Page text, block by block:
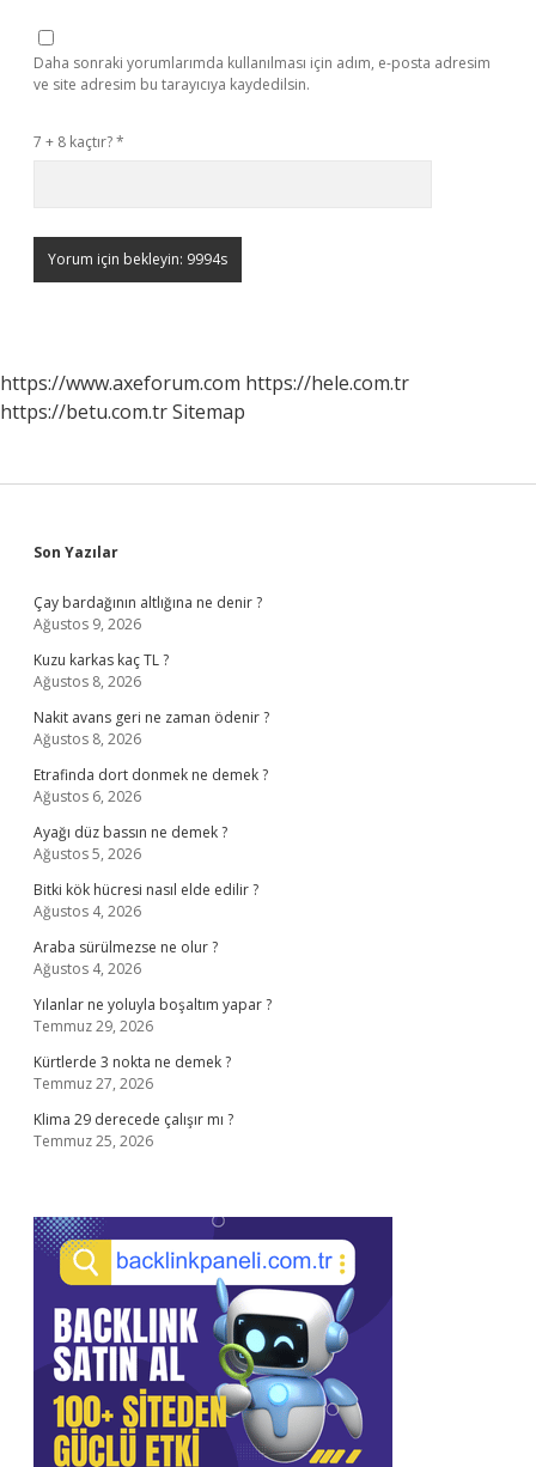
Daha sonraki yorumlarımda kullanılması için adım, e-posta adresim
ve site adresim bu tarayıcıya kaydedilsin.
7 + 8 kaçtır?*
https://www.axeforum.com https://hele.com.tr
https://betu.com.trSitemap
Sidebar
Son Yazılar
Çay bardağının altlığına ne denir ?
Ağustos 9, 2026
Kuzu karkas kaç TL ?
Ağustos 8, 2026
Nakit avans geri ne zaman ödenir ?
Ağustos 8, 2026
Etrafinda dort donmek ne demek ?
Ağustos 6, 2026
Ayağı düz bassın ne demek ?
Ağustos 5, 2026
Bitki kök hücresi nasıl elde edilir ?
Ağustos 4, 2026
Araba sürülmezse ne olur ?
Ağustos 4, 2026
Yılanlar ne yoluyla boşaltım yapar ?
Temmuz 29, 2026
Kürtlerde 3 nokta ne demek ?
Temmuz 27, 2026
Klima 29 derecede çalışır mı ?
Temmuz 25, 2026